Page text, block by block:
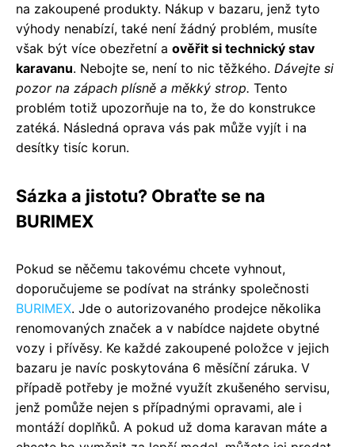
na zakoupené produkty. Nákup v bazaru, jenž tyto
výhody nenabízí, také není žádný problém, musíte
však být více obezřetní a ověřit si technický stav
karavanu. Nebojte se, není to nic těžkého. Dávejte si
pozor na zápach plísně a měkký strop. Tento
problém totiž upozorňuje na to, že do konstrukce
zatéká. Následná oprava vás pak může vyjít i na
desítky tisíc korun.
Sázka a jistotu? Obraťte se na
BURIMEX
Pokud se něčemu takovému chcete vyhnout,
doporučujeme se podívat na stránky společnosti
BURIMEX. Jde o autorizovaného prodejce několika
renomovaných značek a v nabídce najdete obytné
vozy i přívěsy. Ke každé zakoupené položce v jejich
bazaru je navíc poskytována 6 měsíční záruka. V
případě potřeby je možné využít zkušeného servisu,
jenž pomůže nejen s případnými opravami, ale i
montáží doplňků. A pokud už doma karavan máte a